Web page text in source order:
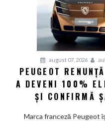
august 07, 2026
PEUGEOT
A DEVENI 100%
ȘI CONFIRMĂ
Marca franceză Peugeot